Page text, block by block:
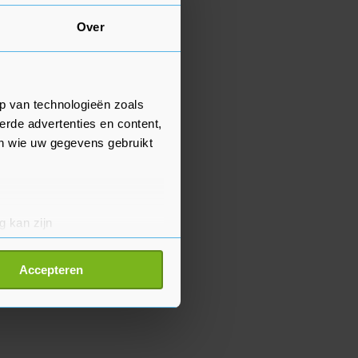
Over
van technologieën zoals
advertenties en content,
wie uw gegevens gebruikt
kan zijn
detailgedeelte
Accepteren